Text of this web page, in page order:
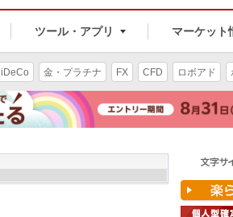
ツール・アプリ マーケット
iDeCo 金・プラチナ FX CFD ロボアド